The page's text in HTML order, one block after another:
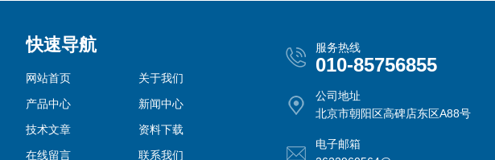
快速导航
网站首页
关于我们
产品中心
新闻中心
技术文章
资料下载
在线留言
联系我们
服务热线
010-85756855
公司地址
北京市朝阳区高碑店东区A88号
电子邮箱